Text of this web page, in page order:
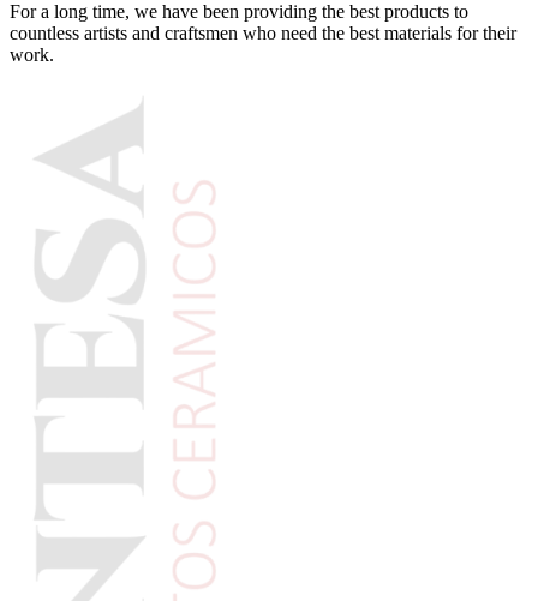
For a long time, we have been providing the best products to
countless artists and craftsmen who need the best materials for their
work.